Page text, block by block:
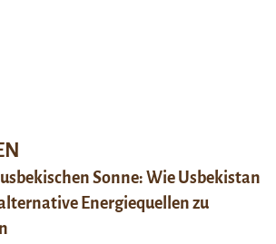
Sonne: Wie Usbekistan
Energiequellen zu